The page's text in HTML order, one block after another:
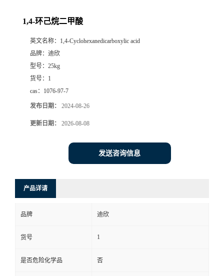
厅
方
1,4-环己烷二甲酸
英文名称： 1,4-Cyclohexanedicarboxylic acid
品牌： 迪欣
型号： 25kg
货号： 1
cas： 1076-97-7
发布日期： 2024-08-26
更新日期： 2026-08-08
发送咨询信息
产品详请
品牌 迪欣
货号 1
是否危险化学品 否